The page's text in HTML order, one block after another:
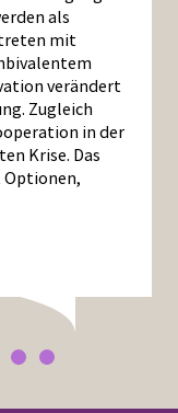
als
mit
verändert
Zugleich
in der
Krise. Das
Optionen,